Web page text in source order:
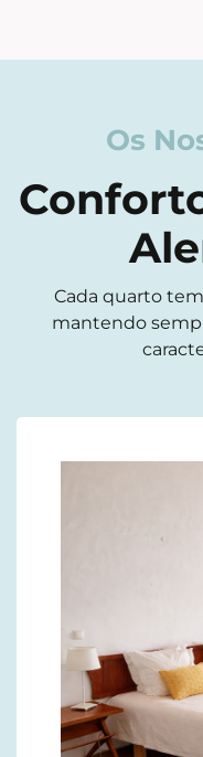
Os
Cada quarto
mantendo